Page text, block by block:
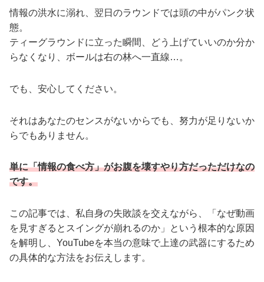
情報の洪水に溺れ、翌日のラウンドでは頭の中がパンク状
態。
ティーグラウンドに立った瞬間、どう上げていいのか分か
らなくなり、ボールは右の林へ一直線…。
でも、安心してください。
それはあなたのセンスがないからでも、努力が足りないか
らでもありません。
単に「情報の食べ方」がお腹を壊すやり方だっただけなの
です。
この記事では、私自身の失敗談を交えながら、「なぜ動画
を見すぎるとスイングが崩れるのか」という根本的な原因
を解明し、YouTubeを本当の意味で上達の武器にするため
の具体的な方法をお伝えします。